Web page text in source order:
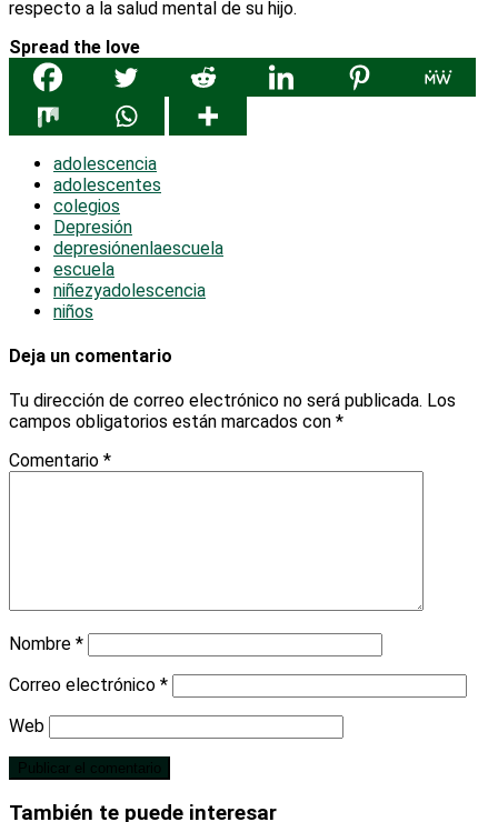
respecto a la salud mental de su hijo.
Spread the love
adolescencia
adolescentes
colegios
Depresión
depresiónenlaescuela
escuela
niñezyadolescencia
niños
Deja un comentario
Tu dirección de correo electrónico no será publicada. Los
campos obligatorios están marcados con *
Comentario *
Nombre *
Correo electrónico *
Web
También te puede interesar